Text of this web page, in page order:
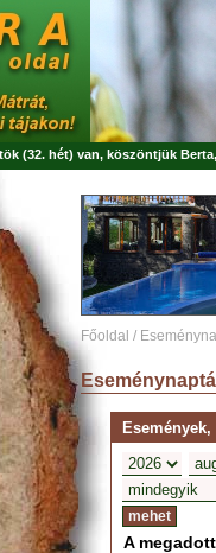
(32. hét) van, köszöntjük
Főoldal /
A